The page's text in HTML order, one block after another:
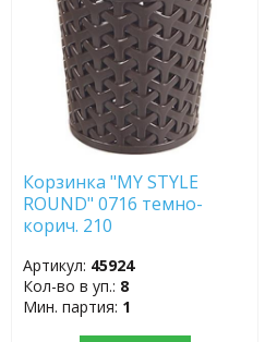
Корзинка "MY STYLE
ROUND" 0716 темно-
корич. 210
Артикул: 45924
Кол-во в уп.: 8
Мин. партия: 1